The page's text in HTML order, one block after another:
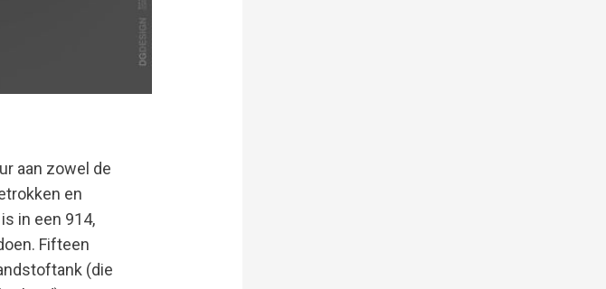
aan zowel de
en
in een 914,
Fifteen
(die